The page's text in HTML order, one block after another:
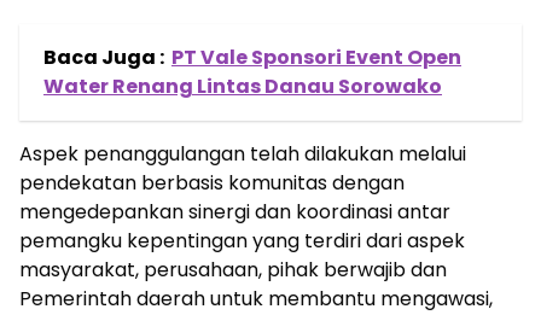
Baca Juga : PT Vale Sponsori Event Open
Water Renang Lintas Danau Sorowako
Aspek penanggulangan telah dilakukan melalui
pendekatan berbasis komunitas dengan
mengedepankan sinergi dan koordinasi antar
pemangku kepentingan yang terdiri dari aspek
masyarakat, perusahaan, pihak berwajib dan
Pemerintah daerah untuk membantu mengawasi,